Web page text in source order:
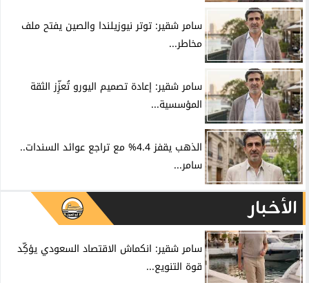
سامر شقير: توتر نيوزيلندا والصين يفتح ملف
مخاطر...
سامر شقير: إعادة تصميم اليورو تُعزِّز الثقة
المؤسسية...
الذهب يقفز 4.4% مع تراجع عوائد السندات..
سامر...
الأخبار
سامر شقير: انكماش الاقتصاد السعودي يؤكِّد
قوة التنويع...